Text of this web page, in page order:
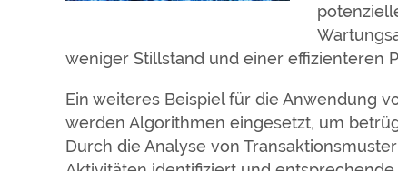
weniger Stillstand und einer effizienteren
Ein weiteres Beispiel für die Anwendung
werden Algorithmen eingesetzt, um
Durch die Analyse von